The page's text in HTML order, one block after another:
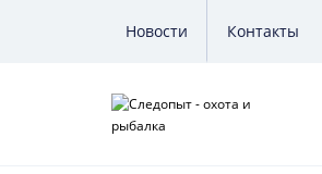
Новости Контакты